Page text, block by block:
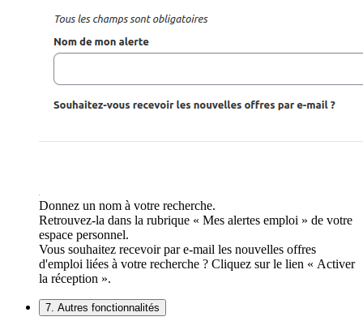
Donnez un nom à votre recherche.
Retrouvez-la dans la rubrique « Mes alertes emploi » de votre
espace personnel.
Vous souhaitez recevoir par e-mail les nouvelles offres
d'emploi liées à votre recherche ? Cliquez sur le lien « Activer
la réception ».
7. Autres fonctionnalités